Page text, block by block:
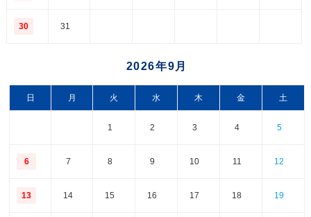
30 31
2026年9月
日 月 火 水 木 金 土
1 2 3 4 5
6 7 8 9 10 11 12
13 14 15 16 17 18 19